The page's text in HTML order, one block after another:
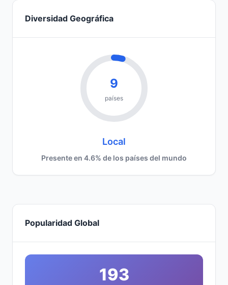
Diversidad Geográfica
9
países
Local
Presente en 4.6% de los países del mundo
Popularidad Global
193